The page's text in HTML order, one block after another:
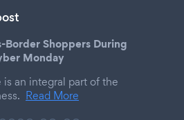
Shoppers During
Monday
an integral part of the
Read More